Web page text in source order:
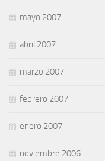
mayo 2007
abril 2007
marzo 2007
febrero 2007
enero 2007
noviembre 2006